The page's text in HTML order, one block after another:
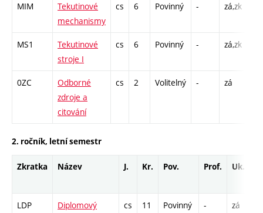
MIM
Tekutinové
mechanismy
cs 6 Povinný - zá,zk
MS1
Tekutinové
stroje I
cs 6 Povinný - zá,zk
0ZC
Odborné
zdroje a
citování
cs 2 Volitelný - zá
2. ročník, letní semestr
Zkratka Název J. Kr. Pov. Prof. Uk.
LDP
Diplomový
cs 11 Povinný - zá